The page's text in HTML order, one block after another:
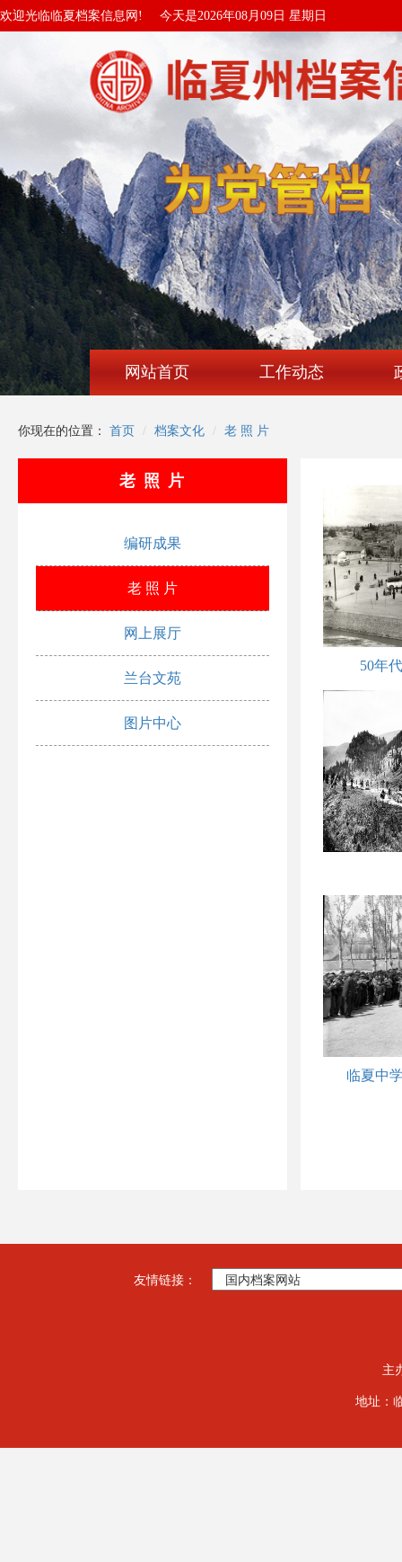
欢迎光临临夏档案信息网! 今天是2026年08月09日 星期日
网站首页 工作动态
你现在的位置： 首页 档案文化 老 照 片
老 照 片
编研成果
老 照 片
网上展厅
兰台文苑
图片中心
50年
友情链接：
主
地址：